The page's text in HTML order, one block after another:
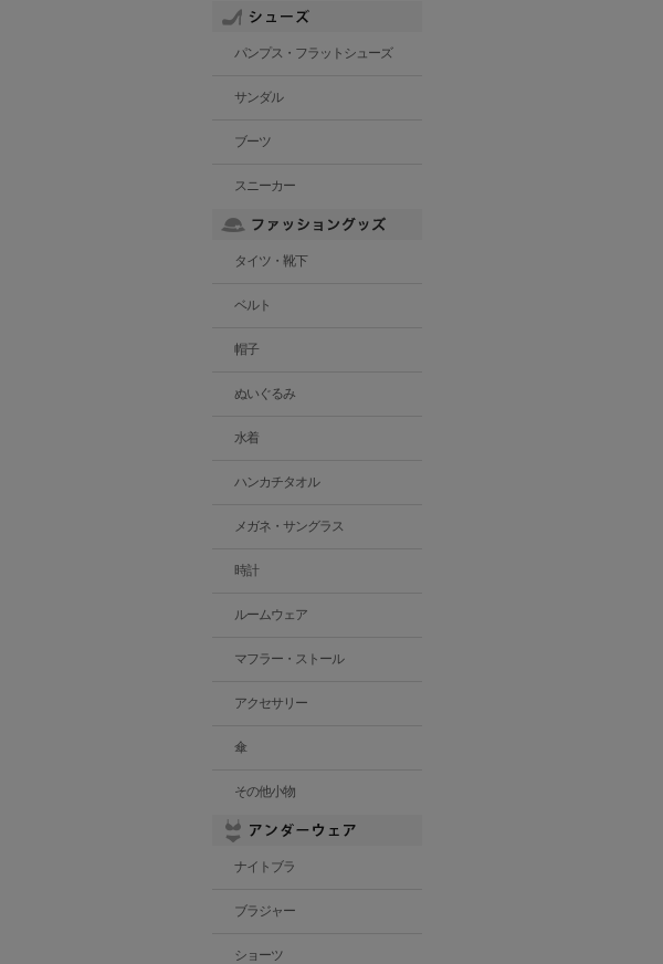
パンプス・フラットシューズ
サンダル
ブーツ
スニーカー
タイツ・靴下
ベルト
帽子
ぬいぐるみ
水着
ハンカチタオル
メガネ・サングラス
時計
ルームウェア
マフラー・ストール
アクセサリー
傘
その他小物
ナイトブラ
ブラジャー
ショーツ